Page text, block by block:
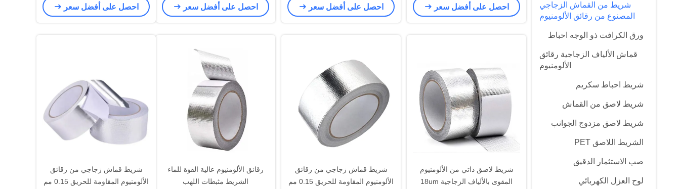
شريط من القماش الزجاجي
المصنوع من رقائق الألومنيوم
ورق الكرافت ذو الوجه احباط
قماش الألياف الزجاجية رقائق
الألومنيوم
شريط احباط سكريم
شريط لاصق من القماش
شريط لاصق مزدوج الجوانب
الشريط اللاصق PET
صب الاستثمار الدقيق
لوح العزل الكهربائي
احصل على أفضل سعر احصل على أفضل سعر احصل على أفضل سعر احصل على أفضل سعر
شريط لاصق ذاتي من الألومنيوم
المقوى بالألياف الزجاجية 18um
شريط قماش زجاجي من رقائق
الألومنيوم المقاومة للحريق 0.15 مم
رقائق الألومنيوم عالية القوة للماء
الشريط مثبطات اللهب
شريط قماش زجاجي من رقائق
الألومنيوم المقاومة للحريق 0.15 مم